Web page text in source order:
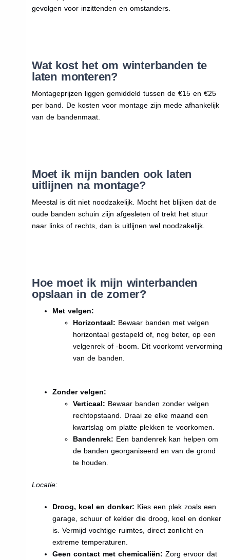
gevolgen voor inzittenden en omstanders.
Wat kost het om winterbanden te
laten monteren?
Montageprijzen liggen gemiddeld tussen de €15 en €25
per band. De kosten voor montage zijn mede afhankelijk
van de bandenmaat.
Moet ik mijn banden ook laten
uitlijnen na montage?
Meestal is dit niet noodzakelijk. Mocht het blijken dat de
oude banden schuin ziijn afgesleten of trekt het stuur
naar links of rechts, dan is uitlijnen wel noodzakelijk.
Hoe moet ik mijn winterbanden
opslaan in de zomer?
Met velgen:
Horizontaal: Bewaar banden met velgen
horizontaal gestapeld of, nog beter, op een
velgenrek of -boom. Dit voorkomt vervorming
van de banden.
Zonder velgen:
Verticaal: Bewaar banden zonder velgen
rechtopstaand. Draai ze elke maand een
kwartslag om platte plekken te voorkomen.
Bandenrek: Een bandenrek kan helpen om
de banden georganiseerd en van de grond
te houden.
Locatie:
Droog, koel en donker: Kies een plek zoals een
garage, schuur of kelder die droog, koel en donker
is. Vermijd vochtige ruimtes, direct zonlicht en
extreme temperaturen.
Geen contact met chemicaliën: Zorg ervoor dat